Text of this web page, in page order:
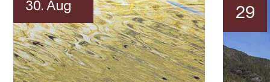
30. Aug
29